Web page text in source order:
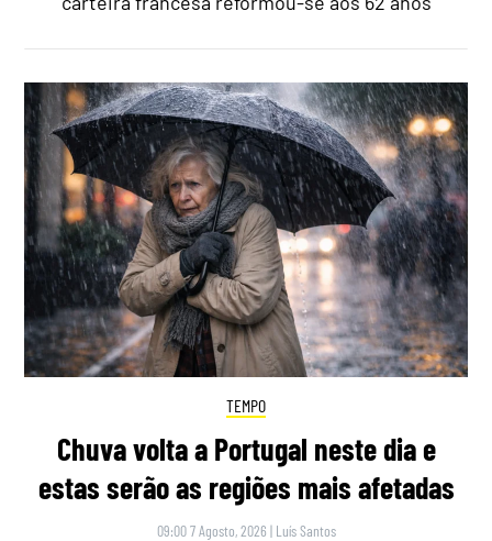
TEMPO
Chuva volta a Portugal neste dia e
estas serão as regiões mais afetadas
09:00 7 Agosto, 2026 | Luís Santos